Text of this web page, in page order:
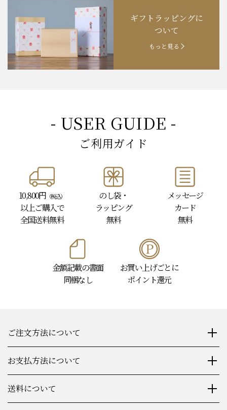
お知らせ 202４.09.18 【秋の味覚祭】食欲の秋！
ギフトラッピングに
ついて
もっと見る
- USER GUIDE -
ご利用ガイド
10,800円 （税込）
以上ご購入で
全国送料無料
のし袋・
ラッピング
無料
メッセージ
カード
無料
金額記載の書面
同梱なし
お買い上げごとに
ポイント還元
ご注文方法について
お支払方法について
送料について